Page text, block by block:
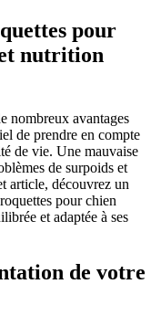
pour
nutrition
nombreux avantages
de prendre en compte
de vie. Une mauvaise
de surpoids et
article, découvrez un
pour chien
et adaptée à ses
de votre